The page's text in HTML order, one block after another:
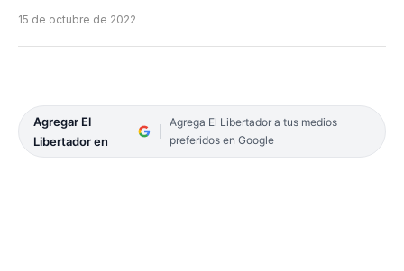
15 de octubre de 2022
Agregar El
Libertador en
Agrega El Libertador a tus medios
preferidos en Google